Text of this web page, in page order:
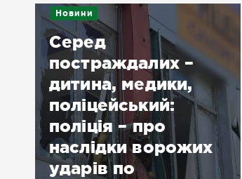
Новини
Серед
постраждалих –
дитина, медики,
поліцейський:
поліція – про
наслідки ворожих
ударів по